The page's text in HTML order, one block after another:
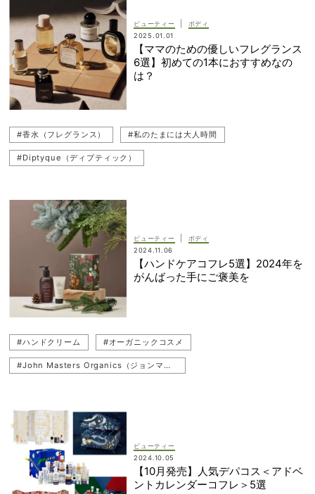
#香水（フレグランス） #Cartier（カルティエ）
ビューティー
ボディ
2025.01.01
【ママのための優しいフレグランス
6選】初めての1本におすすめなの
は？
#香水（フレグランス） #私のたまには大人時間
#Diptyque（ディプティック）
ビューティー
ボディ
2024.11.06
【ハンドケアコフレ5選】2024年を
がんばった手にご褒美を
#ハンドクリーム #オーガニックコスメ
#John Masters Organics（ジョンマスター オーガニック）
ビューティー
2024.10.05
【10月発売】人気デパコス＜アドベ
ントカレンダーコフレ＞5選